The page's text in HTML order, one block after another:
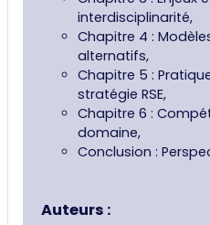
interdisciplinarité,
Chapitre 4 :
alternatifs,
Chapitre 5 :
stratégie RSE,
Chapitre 6 :
domaine,
Conclusion :
Auteurs :